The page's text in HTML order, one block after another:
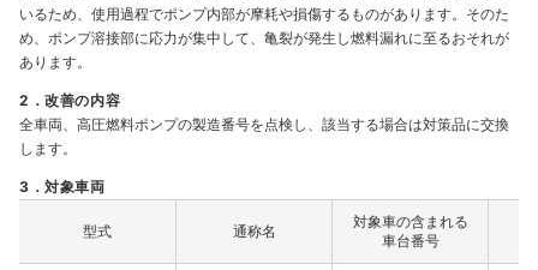
いるため、使用過程でポンプ内部が摩耗や損傷するものがあります。そのた
め、ポンプ溶接部に応力が集中して、亀裂が発生し燃料漏れに至るおそれが
あります。
2．改善の内容
全車両、高圧燃料ポンプの製造番号を点検し、該当する場合は対策品に交換
します。
3．対象車両
型式 通称名
対象車の含まれる
車台番号